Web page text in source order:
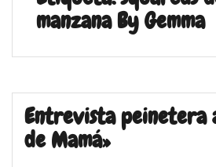
manzana By Gemma
Entrevista peinetera
de Mamá»